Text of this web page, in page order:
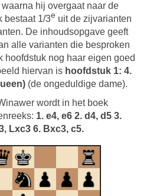
hij overgaat naar de
bestaat 1/3e uit de zijvarianten
De inhoudsopgave geeft
alle varianten die besproken
hoofdstuk nog haar eigen goed
hiervan is hoofdstuk 1: 4.
(de ongeduldige dame).
wordt in het boek
1. e4, e6 2. d4, d5 3.
Lxc3 6. Bxc3, c5.